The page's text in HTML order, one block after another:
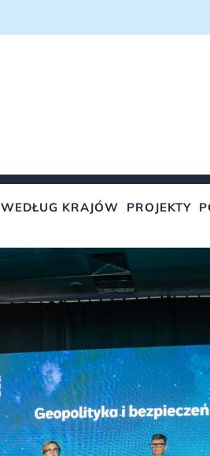
WEDŁUG KRAJÓW PROJEKTY